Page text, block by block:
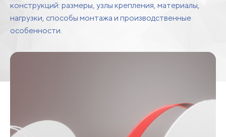
конструкций: размеры, узлы крепления, материалы,
нагрузки, способы монтажа и производственные
особенности.